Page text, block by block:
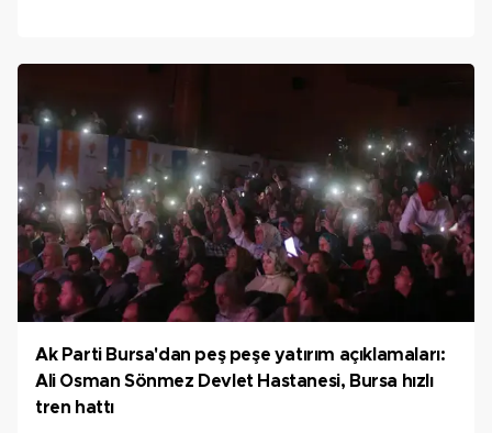
Ak Parti Bursa'dan peş peşe yatırım açıklamaları:
Ali Osman Sönmez Devlet Hastanesi, Bursa hızlı
tren hattı